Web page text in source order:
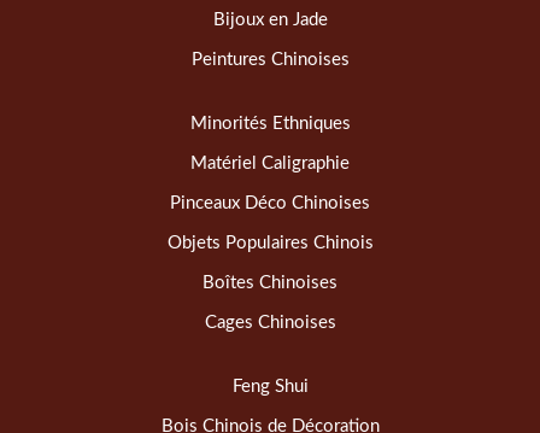
Bijoux en Jade
Peintures Chinoises
Minorités Ethniques
Matériel Caligraphie
Pinceaux Déco Chinoises
Objets Populaires Chinois
Boîtes Chinoises
Cages Chinoises
Feng Shui
Bois Chinois de Décoration